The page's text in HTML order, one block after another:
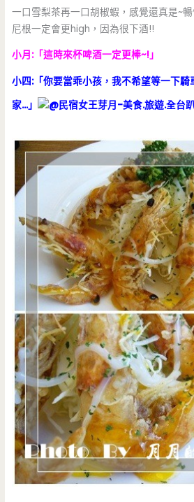
一口雪梨茶再一口胡椒蝦，感覺還真是~
尼根一定會更high，因為很下酒!!
小月:「這時來杯啤酒一定更棒~!」
小四:「你要當乖小孩，我不希望等一下騎
家…」